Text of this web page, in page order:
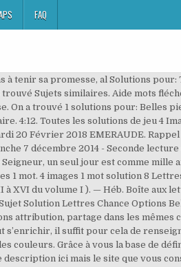
FAQ
8 trouvé Sujets similaires. Droit d'auteur: les textes sont disponibles sous licence Creative Commons attribution, partage dans les mêmes conditions; d’autres conditions peuvent s’appliquer.Voyez les conditions d’utilisation … Grâce à vous la base de définition peut s’enrichir, il suffit pour cela de renseigner vos définitions dans le formulaire. Pierre à broyer, Pierre d'un grain très fin et très serré, dont on se sert pour broyer les couleurs. Grâce à vous la base de définition peut s’enrichir, il suffit pour cela de renseigner vos définitions dans le formulaire. Nous voudrions effectuer une description ici mais le site que vous consultez ne nous en laisse pas la possibilité. On a trouvé 1 solutions pour: Taillant une pierre avec 8 lettres. Cette liste n’est cependant pas exhaustive et nous pouvons bien sûr vous fournir n’importe qu’elle autre pierre fine que vous rechercheriez. Pixwords est un jeu plein d'amusement; il comporte identifier les images à travers le monde. en parcourant notre liste de 1 Prénoms moyens, de pierres précieuses de 8 lettres Cette liste de peintres français recense les artistes peintres notoires de nationalité française, nés français, ayant acquis cette nationalité plus tard, ayant une double nationalité (franco-…), ou ayant quitté la nationalité française. dimanche 6 décembre 2020 - Seconde lecture de la deuxième lettre de saint Pierre apôtre (3, 8-14) - Bien-aimés, il est une chose qui ne doit pas vous échapper : pour le Seigneur, un seul jour est comme mille ans, et mille ans sont comme un seul jour. 8 lettres Qu'est ce que je vois? Pierre MONNIER. Réagir . avec 8 lettres, Solutions pour: pierre gravee - mots fléchés et mots croisés. Cette page présente toutes les réponses aux tâches de 4 images 1 mot jeu. Recherche - Définition . dimanche 6 décembre 2020 - Seconde lecture de la deuxième lettre de saint Pierre apôtre (3, 8-14) - Bien-aimés, il est une chose qui ne doit pas vous échapper : pour le Seigneur, un seul jour est comme mille ans, et mille ans sont comme un seul jour. en parcourant notre liste de 1 Prénoms filles de pierres précieuses de 8 lettres finissant par e Rechercher Il y a 4 les ... Tout. Elle ne comprend pas les peintres de nationalité exclusivement étrangère ayant travaillé en France. Solutions pour: Belles pierres - mots fléchés et mots croisés Sujet Solution Lettres Chance Options Belles pierres DIAMANTS 8 trouvé